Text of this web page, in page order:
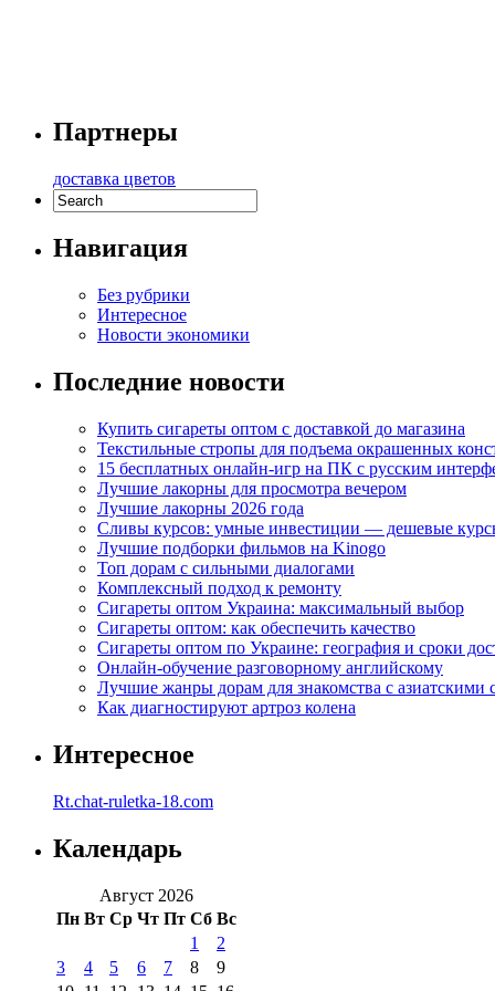
Партнеры
доставка цветов
Навигация
Без рубрики
Интересное
Новости экономики
Последние новости
Купить сигареты оптом с доставкой до магазина
Текстильные стропы для подъема окрашенных
15 бесплатных онлайн-игр на ПК с русским
Лучшие лакорны для просмотра вечером
Лучшие лакорны 2026 года
Сливы курсов: умные инвестиции — дешевые
Лучшие подборки фильмов на Kinogo
Топ дорам с сильными диалогами
Комплексный подход к ремонту
Сигареты оптом Украина: максимальный выбор
Сигареты оптом: как обеспечить качество
Сигареты оптом по Украине: география и сроки
Онлайн-обучение разговорному английскому
Лучшие жанры дорам для знакомства с азиатскими
Как диагностируют артроз колена
Интересное
Rt.chat-ruletka-18.com
Календарь
Август 2026
Пн Вт Ср Чт Пт Сб Вс
1
2
3
4 5 6 7 8
9